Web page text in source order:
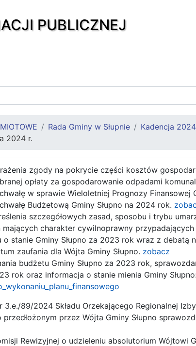
PUBLICZNEJ
Rada Gminy w Słupnie Kadencja
2024 r.
zgody na pokrycie części kosztów
opłaty za gospodarowanie odpadami
w sprawie Wieloletniej Prognozy Finansowej
Budżetową Gminy Słupno na 2024 rok.
szczegółowych zasad, sposobu i trybu
charakter cywilnoprawny przypadających
stanie Gminy Słupno za 2023 rok wraz z debatą
zaufania dla Wójta Gminy Słupno. zobacz
budżetu Gminy Słupno za 2023 rok,
rok oraz informacja o stanie mienia Gminy
3.e./89/2024 Składu Orzekającego Regionalnej
przez Wójta Gminy Słupno
Rewizyjnej o udzieleniu absolutorium Wójtowi